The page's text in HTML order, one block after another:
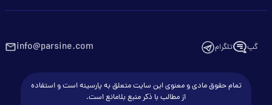
گپ تلگرام info@parsine.com
تمام حقوق مادی و معنوی این سایت متعلق به پارسینه است و استفاده
از مطالب با ذکر منبع بلامانع است.